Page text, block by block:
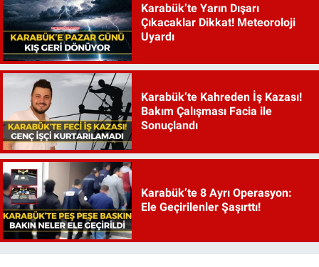
Karabük’te Yarın Dışarı
Çıkacaklar Dikkat! Meteoroloji
Uyardı
Karabük’te Kahreden İş Kazası!
Bakım Çalışması Facia ile
Sonuçlandı
Karabük’te 8 Ayrı Operasyon:
Ele Geçirilenler Şaşırttı!